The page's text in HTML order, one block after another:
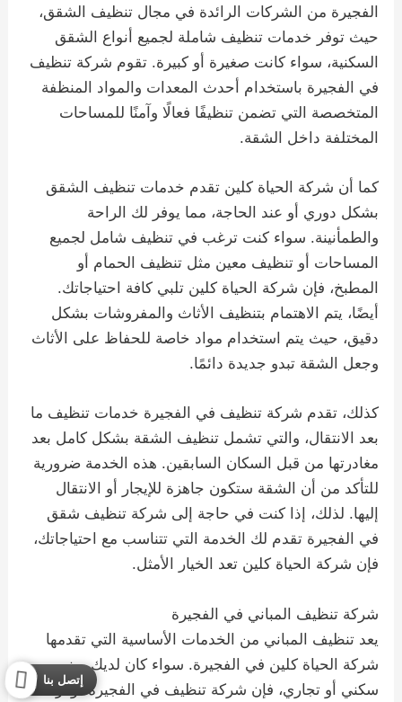
الفجيرة من الشركات الرائدة في مجال تنظيف الشقق،
حيث توفر خدمات تنظيف شاملة لجميع أنواع الشقق
السكنية، سواء كانت صغيرة أو كبيرة. تقوم شركة تنظيف
في الفجيرة باستخدام أحدث المعدات والمواد المنظفة
المتخصصة التي تضمن تنظيفًا فعالًا وآمنًا للمساحات
المختلفة داخل الشقة.
كما أن شركة الحياة كلين تقدم خدمات تنظيف الشقق
بشكل دوري أو عند الحاجة، مما يوفر لك الراحة
والطمأنينة. سواء كنت ترغب في تنظيف شامل لجميع
المساحات أو تنظيف معين مثل تنظيف الحمام أو
المطبخ، فإن شركة الحياة كلين تلبي كافة احتياجاتك.
أيضًا، يتم الاهتمام بتنظيف الأثاث والمفروشات بشكل
دقيق، حيث يتم استخدام مواد خاصة للحفاظ على الأثاث
وجعل الشقة تبدو جديدة دائمًا.
كذلك، تقدم شركة تنظيف في الفجيرة خدمات تنظيف ما
بعد الانتقال، والتي تشمل تنظيف الشقة بشكل كامل بعد
مغادرتها من قبل السكان السابقين. هذه الخدمة ضرورية
للتأكد من أن الشقة ستكون جاهزة للإيجار أو الانتقال
إليها. لذلك، إذا كنت في حاجة إلى شركة تنظيف شقق
في الفجيرة تقدم لك الخدمة التي تتناسب مع احتياجاتك،
فإن شركة الحياة كلين تعد الخيار الأمثل.
شركة تنظيف المباني في الفجيرة
يعد تنظيف المباني من الخدمات الأساسية التي تقدمها
شركة الحياة كلين في الفجيرة. سواء كان لديك مبنى
سكني أو تجاري، فإن شركة تنظيف في الفجيرة توفر لك
إتصل بنا